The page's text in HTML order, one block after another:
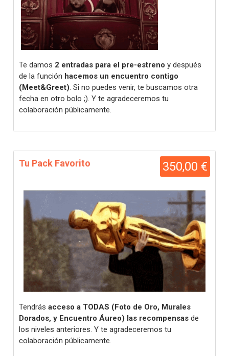
Te damos 2 entradas para el pre-estreno y después
de la función hacemos un encuentro contigo
(Meet&Greet). Si no puedes venir, te buscamos otra
fecha en otro bolo ;). Y te agradeceremos tu
colaboración públicamente.
350,00 €
Tu Pack Favorito
Tendrás acceso a TODAS (Foto de Oro, Murales
Dorados, y Encuentro Áureo) las recompensas de
los niveles anteriores. Y te agradeceremos tu
colaboración públicamente.